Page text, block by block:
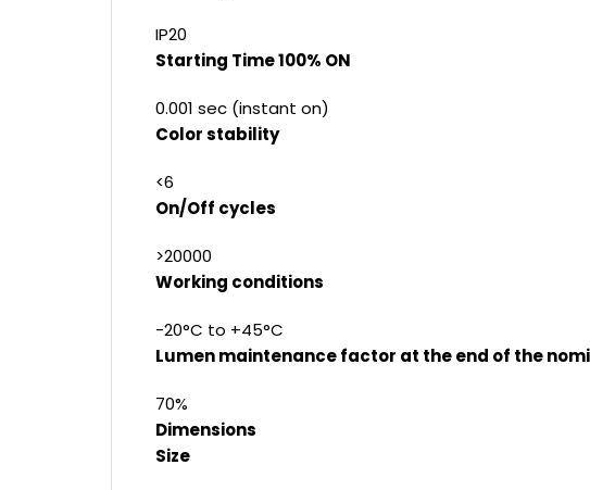
IP20
Starting Time 100% ON
0.001 sec (instant on)
Color stability
<6
On/Off cycles
>20000
Working conditions
-20°C to +45°C
Lumen maintenance factor at the end of the
70%
Dimensions
Size